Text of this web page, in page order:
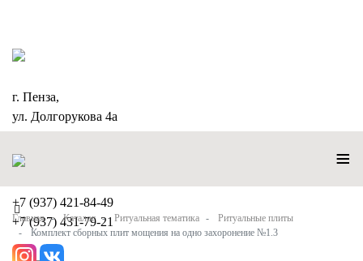
г. Пенза,
ул. Долгорукова 4а
+7 (937) 421-84-49
+7 (937) 431-79-21
≡
Главная Каталог Ритуальная тематика
Ритуальные плиты
Комплект сборных плит мощения на одно захоронение №1.3